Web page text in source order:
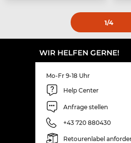
1/4
WIR HELFEN GERNE!
Mo-Fr 9-18 Uhr
Help Center
Anfrage stellen
+43 720 880430
Retourenlabel